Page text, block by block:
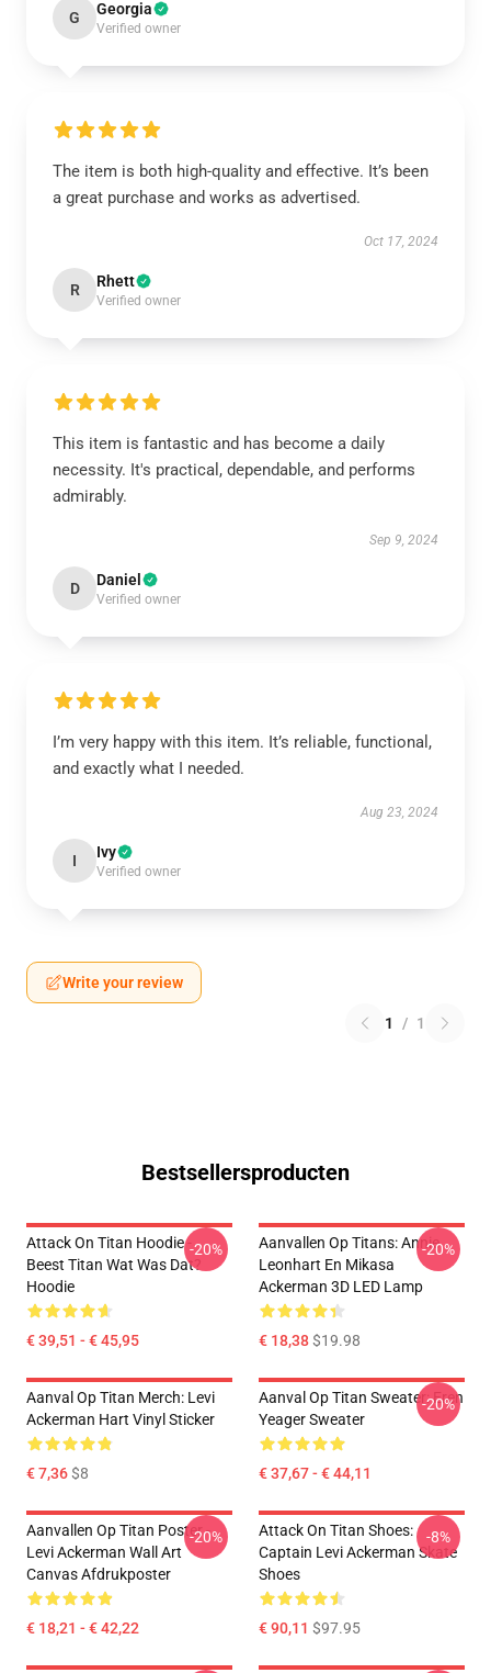
G Georgia
Verified owner
The item is both high-quality and effective. It’s been
a great purchase and works as advertised.
Oct 17, 2024
R Rhett
Verified owner
This item is fantastic and has become a daily
necessity. It's practical, dependable, and performs
admirably.
Sep 9, 2024
D Daniel
Verified owner
I’m very happy with this item. It’s reliable, functional,
and exactly what I needed.
Aug 23, 2024
I Ivy
Verified owner
Write your review
1 / 1
Bestsellersproducten
Attack On Titan Hoodie -
Beest Titan Wat Was Dat?
Hoodie
€ 39,51 - € 45,95
-20%
Aanvallen Op Titans: Annie
Leonhart En Mikasa
Ackerman 3D LED Lamp
€ 18,38$19.98
-20%
Aanval Op Titan Merch: Levi
Ackerman Hart Vinyl Sticker
€ 7,36$8
Aanval Op Titan Sweater: Eren
Yeager Sweater
€ 37,67 - € 44,11
-20%
Aanvallen Op Titan Poster -
Levi Ackerman Wall Art
Canvas Afdrukposter
€ 18,21 - € 42,22
-20%
Attack On Titan Shoes:
Captain Levi Ackerman Skate
Shoes
€ 90,11 $97.95
-8%